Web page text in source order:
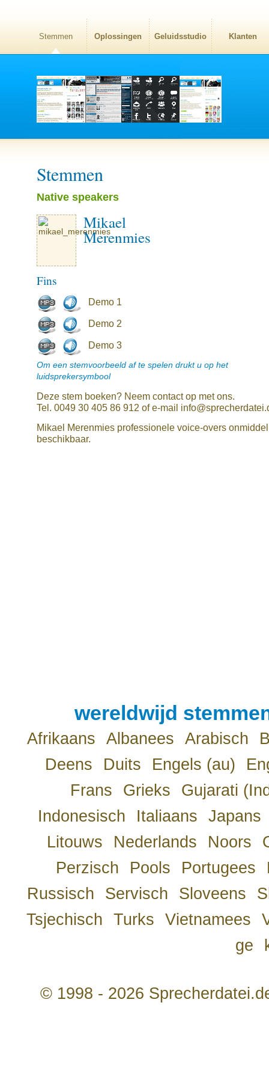
Stemmen Oplossingen Geluidsstudio Klanten
Stemmen
Native speakers
Mikael
Merenmies
Fins
Demo 1
Demo 2
Demo 3
Om een stemvoorbeeld af te spelen drukt u op het
luidsprekersymbool
Deze stem boeken? Neem contact op met ons.
Tel. 0049 30 405 86 912 of e-mail
Mikael Merenmies professionele voice-overs
beschikbaar.
wereldwijd
Afrikaans Albanees Arabisch
Deens
Duits Engels (au)
Frans
Grieks
Gujarati
Indonesisch
Italiaans
Japans
Litouws
Nederlands Noors
Perzisch
Pools Portugees
Russisch
Servisch Sloveens
Tsjechisch
Turks Vietnamees
ge
© 1998 - 2026